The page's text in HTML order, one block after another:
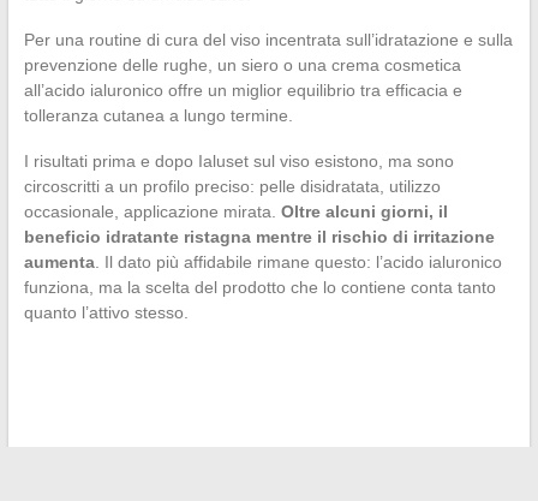
Per una routine di cura del viso incentrata sull’idratazione e sulla
prevenzione delle rughe, un siero o una crema cosmetica
all’acido ialuronico offre un miglior equilibrio tra efficacia e
tolleranza cutanea a lungo termine.
I risultati prima e dopo Ialuset sul viso esistono, ma sono
circoscritti a un profilo preciso: pelle disidratata, utilizzo
occasionale, applicazione mirata. Oltre alcuni giorni, il
beneficio idratante ristagna mentre il rischio di irritazione
aumenta. Il dato più affidabile rimane questo: l’acido ialuronico
funziona, ma la scelta del prodotto che lo contiene conta tanto
quanto l’attivo stesso.